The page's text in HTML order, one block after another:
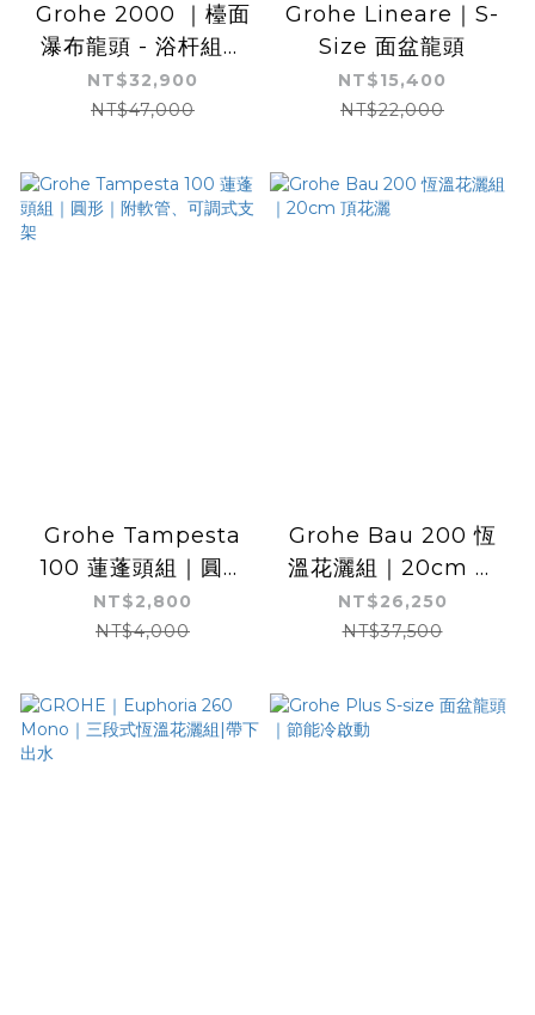
Grohe 2000 ｜檯面
瀑布龍頭 - 浴杆組｜
雙出水
NT$32,900
NT$47,000
Grohe Lineare｜S-
Size 面盆龍頭
NT$15,400
NT$22,000
Grohe Tampesta
100 蓮蓬頭組｜圓形
｜附軟管、可調式支架
NT$2,800
NT$4,000
Grohe Bau 200 恆
溫花灑組｜20cm 頂
花灑
NT$26,250
NT$37,500